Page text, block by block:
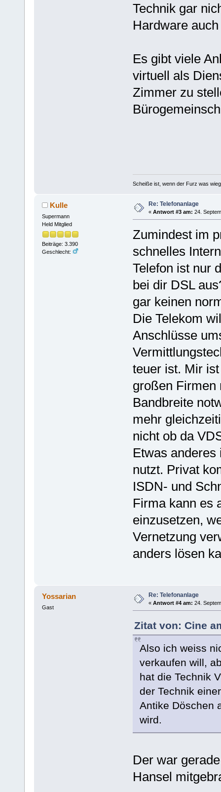
Technik gar
Hardware
Es gibt viele
virtuell als
Zimmer zu
Scheiße ist, wenn der Furz was
Kulle
Supermann
Held Mitglied
Beiträge: 3.390
Geschlecht:
Re: Telefonanlage
« Antwort #3 am: 24.
Zumindest im
schnelles
Telefon ist nur
bei dir DSL
gar keinen
Die Telekom
Anschlüsse
teuer ist. Mir
großen Firmen
Bandbreite
mehr
nicht ob da
Etwas anderes
nutzt. Privat
ISDN- und
Firma kann es
einzusetzen,
Vernetzung
anders lösen
Yossarian
Gast
Re: Telefonanlage
« Antwort #4 am: 24.
Zitat von: Cine
Also ich weiss
verkaufen will,
hat die Technik
der Technik
Antike Döschen
wird.
Der war
Hansel